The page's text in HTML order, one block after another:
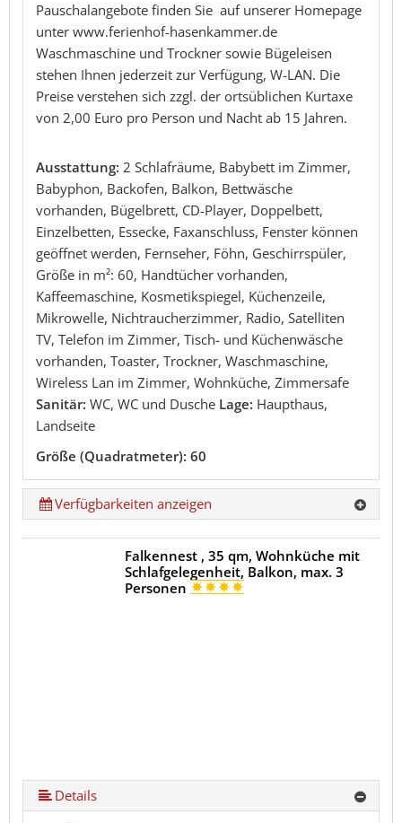
Pauschalangebote finden Sie auf unserer Homepage
unter www.ferienhof-hasenkammer.de
Waschmaschine und Trockner sowie Bügeleisen
stehen Ihnen jederzeit zur Verfügung, W-LAN. Die
Preise verstehen sich zzgl. der ortsüblichen Kurtaxe
von 2,00 Euro pro Person und Nacht ab 15 Jahren.
Ausstattung: 2 Schlafräume, Babybett im Zimmer,
Babyphon, Backofen, Balkon, Bettwäsche
vorhanden, Bügelbrett, CD-Player, Doppelbett,
Einzelbetten, Essecke, Faxanschluss, Fenster können
geöffnet werden, Fernseher, Föhn, Geschirrspüler,
Größe in m²: 60, Handtücher vorhanden,
Kaffeemaschine, Kosmetikspiegel, Küchenzeile,
Mikrowelle, Nichtraucherzimmer, Radio, Satelliten
TV, Telefon im Zimmer, Tisch- und Küchenwäsche
vorhanden, Toaster, Trockner, Waschmaschine,
Wireless Lan im Zimmer, Wohnküche, Zimmersafe
Sanitär: WC, WC und Dusche Lage: Haupthaus,
Landseite
Größe (Quadratmeter): 60
Verfügbarkeiten anzeigen
Falkennest , 35 qm, Wohnküche mit
Schlafgelegenheit, Balkon, max. 3
Personen
Details